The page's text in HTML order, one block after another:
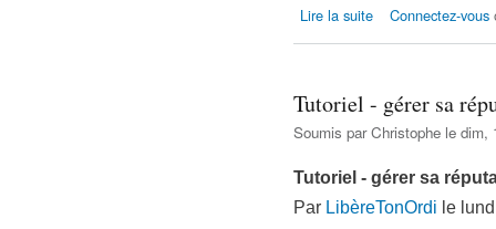
Lire la suitede Lexique
Connectez-vous
Tutoriel - gérer sa
Soumis parChristophe le dim,
Tutoriel - gérer sa
Par LibèreTonOrdi le